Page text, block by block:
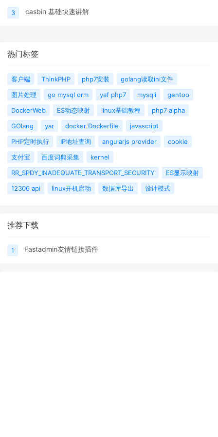
3 casbin 基础快速讲解
热门标签
客户端 ThinkPHP php7安装
golang读取ini文件
图片处理
go mysql orm yaf php7 mysqli
gentoo
DockerWeb
ES动态映射 linux基础教程
php7 alpha
GOlang
yar docker Dockerfile
javascript
PHP定时执行
IP地址查询 angularjs provider
cookie
支付宝
百度词典采集
kernel
RR_SPDY_INADEQUATE_TRANSPORT_SECURITY
ES显示映射
12306 api
linux开机启动 数据库导出 设计模式
推荐下载
1 Fastadmin友情链接插件